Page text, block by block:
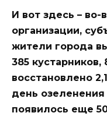
И вот здесь – во-
организации,
жители города
385 кустарников,
восстановлено
день
появилось еще